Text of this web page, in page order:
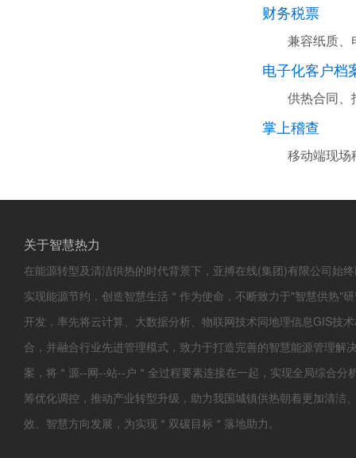
财务税票
兼容纸质、
电子化客户档
供热合同、
掌上稽查
移动端现场